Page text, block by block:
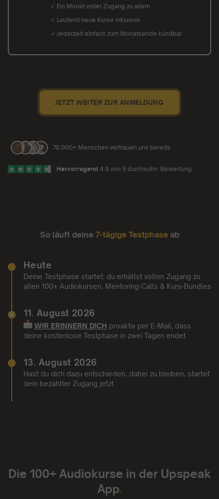
✓ Ein Monat voller Zugang zu allem
✓ Laufend neue Kurse inklusive
✓ Jederzeit einfach zum Monatsende kündbar
JETZT WEITER ZUR ANMELDUNG
70.000+ Menschen vertrauen uns bereits
Hervorragend 4.9 von 5 durchschn. Bewertung
So läuft deine 7-tägige Testphaseab
Heute
Deine Testphase startet: du erhältst vollen Zugang zu
allen 100+ Audiokursen, Mentoring-Calls & Kurs-Bundles
11. August 2026
WIR ERINNERN DICH proaktiv per E-Mail, dass
deine kostenlose Testphase in zwei Tagen endet
13. August 2026
Hast du dich dazu entschieden, dabei zu bleiben, startet
dein bezahlter Zugang jetzt
Die 100+ Audiokurse in der Upspeak
App.